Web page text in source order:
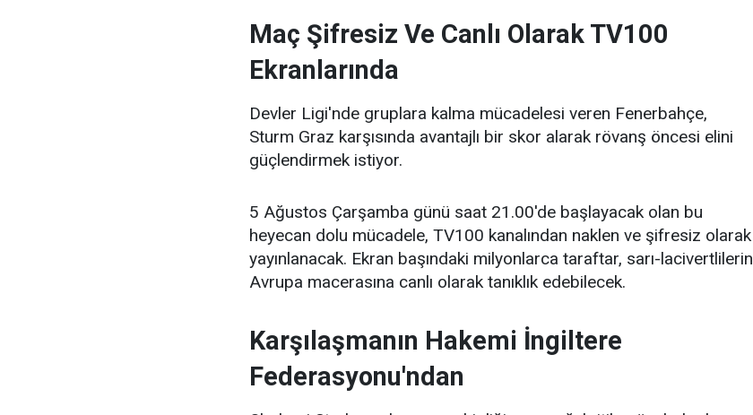
Maç Şifresiz Ve Canlı Olarak TV100
Ekranlarında
Devler Ligi'nde gruplara kalma mücadelesi veren Fenerbahçe,
Sturm Graz karşısında avantajlı bir skor alarak rövanş öncesi elini
güçlendirmek istiyor.
5 Ağustos Çarşamba günü saat 21.00'de başlayacak olan bu
heyecan dolu mücadele, TV100 kanalından naklen ve şifresiz olarak
yayınlanacak. Ekran başındaki milyonlarca taraftar, sarı-lacivertlilerin
Avrupa macerasına canlı olarak tanıklık edebilecek.
Karşılaşmanın Hakemi İngiltere
Federasyonu'ndan